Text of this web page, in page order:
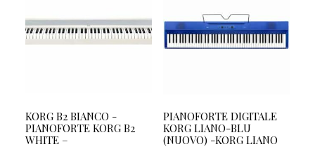
KORG B2 BIANCO -
PIANOFORTE KORG B2
WHITE –
PIANOFORTE DIGITALE
KORG LIANO-BLU
(NUOVO) -KORG LIANO